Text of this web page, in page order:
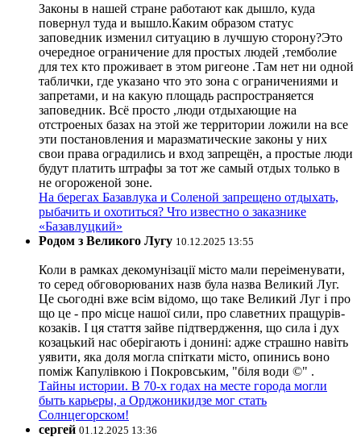
Законы в нашей стране работают как дышло, куда
повернул туда и вышло.Каким образом статус
заповедник изменил ситуацию в лучшую сторону?Это
очередное ограничение для простых людей ,темболие
для тех кто проживает в этом ригеоне .Там нет ни одной
таблички, где указано что это зона с ограничениями и
запретами, и на какую площадь распространяется
заповедник. Всё просто ,люди отдыхающие на
отстроеных базах на этой же территории ложили на все
эти постановления и маразматические законы у них
свои права оградились и вход запрещён, а простые люди
будут платить штрафы за тот же самый отдых только в
не огороженой зоне.
На берегах Базавлука и Соленой запрещено отдыхать,
рыбачить и охотиться? Что известно о заказнике
«Базавлуцкий»
Родом з Великого Лугу 10.12.2025 13:55
Коли в рамках декомунізації місто мали переіменувати,
то серед обговорюваних назв була назва Великий Луг.
Це сьогодні вже всім відомо, що таке Великий Луг і про
що це - про місце нашої сили, про славетних пращурів-
козаків. І ця стаття зайве підтвердження, що сила і дух
козацький нас оберігають і донині: адже страшно навіть
уявити, яка доля могла спіткати місто, опинись воно
поміж Капулівкою і Покровським, "біля води ©" .
Тайны истории. В 70-х годах на месте города могли
быть карьеры, а Орджоникидзе мог стать
Солнцегорском!
сергей 01.12.2025 13:36